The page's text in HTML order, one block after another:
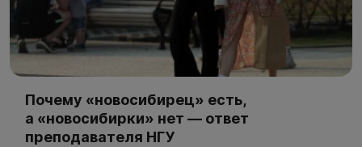
Почему «новосибирец» есть,
а «новосибирки» нет — ответ
преподавателя НГУ